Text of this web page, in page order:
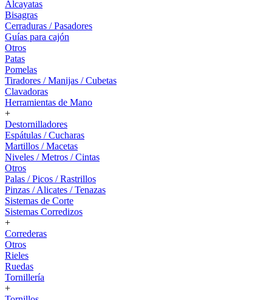
Alcayatas
Bisagras
Cerraduras / Pasadores
Guías para cajón
Otros
Patas
Pomelas
Tiradores / Manijas / Cubetas
Clavadoras
Herramientas de Mano
+
Destornilladores
Espátulas / Cucharas
Martillos / Macetas
Niveles / Metros / Cintas
Otros
Palas / Picos / Rastrillos
Pinzas / Alicates / Tenazas
Sistemas de Corte
Sistemas Corredizos
+
Correderas
Otros
Rieles
Ruedas
Tornillería
+